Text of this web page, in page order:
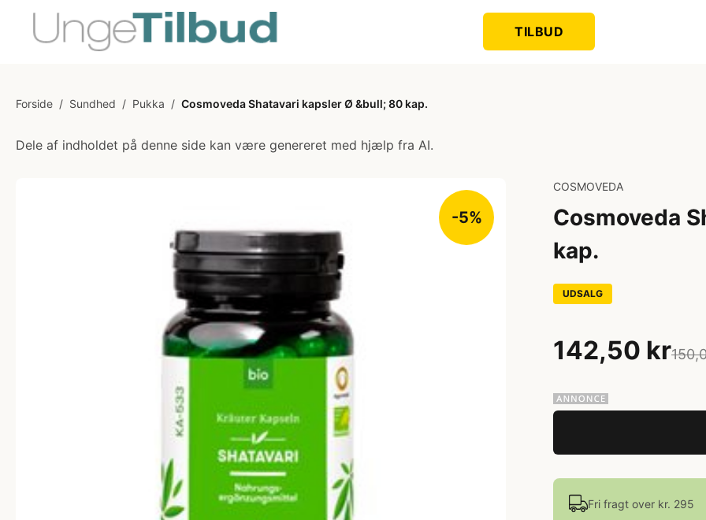
TILBUD
Forside / Sundhed / Pukka / Cosmoveda Shatavari kapsler Ø &bull; 80 kap.
Dele af indholdet på denne side kan være genereret med hjælp fra AI.
-5%
COSMOVEDA
Cosmoveda
kap.
UDSALG
142,50 kr
Fri fragt over kr. 295